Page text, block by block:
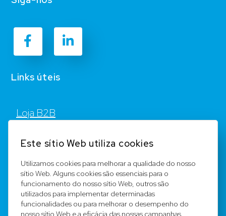
Links úteis
Loja B2B
Registar
Equipa
Este sítio Web utiliza cookies
Utilizamos cookies para melhorar a qualidade do nosso
sítio Web. Alguns cookies são essenciais para o
funcionamento do nosso sítio Web, outros são
utilizados para implementar determinadas
funcionalidades ou para melhorar o desempenho do
nosso sítio Web e a eficácia das nossas campanhas